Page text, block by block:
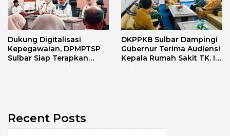
Dukung Digitalisasi
Kepegawaian, DPMPTSP
Sulbar Siap Terapkan
DKPPKB Sulbar Dampingi
Gubernur Terima Audiensi
Kepala Rumah Sakit TK. III
Recent Posts